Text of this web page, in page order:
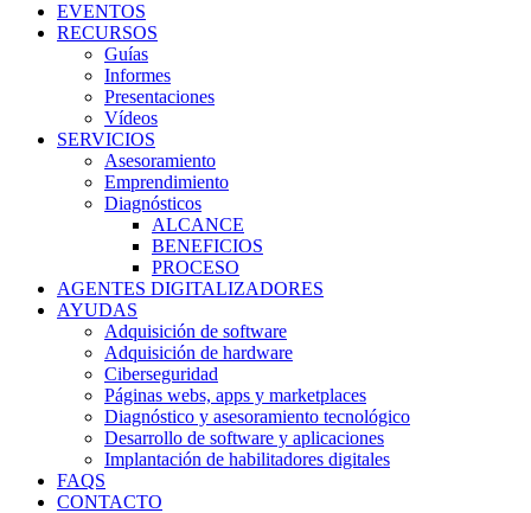
EVENTOS
RECURSOS
Guías
Informes
Presentaciones
Vídeos
SERVICIOS
Asesoramiento
Emprendimiento
Diagnósticos
ALCANCE
BENEFICIOS
PROCESO
AGENTES DIGITALIZADORES
AYUDAS
Adquisición de software
Adquisición de hardware
Ciberseguridad
Páginas webs, apps y marketplaces
Diagnóstico y asesoramiento tecnológico
Desarrollo de software y aplicaciones
Implantación de habilitadores digitales
FAQS
CONTACTO